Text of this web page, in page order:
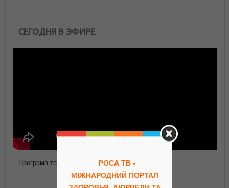
СЕГОДНЯ В ЭФИРЕ
Програма телепередач Роса ТВРОСА ТВ -
МІЖНАРОДНИЙ ПОРТАЛ